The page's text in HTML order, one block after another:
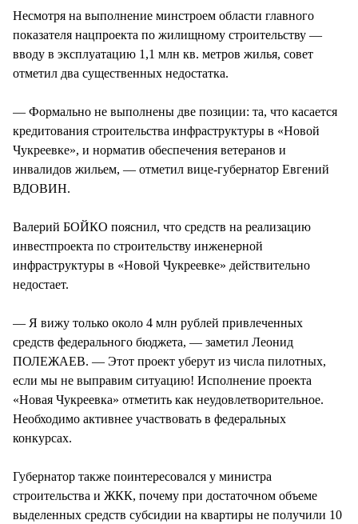
Несмотря на выполнение минстроем области главного
показателя нацпроекта по жилищному строительству —
вводу в эксплуатацию 1,1 млн кв. метров жилья, совет
отметил два существенных недостатка.
— Формально не выполнены две позиции: та, что касается
кредитования строительства инфраструктуры в «Новой
Чукреевке», и норматив обеспечения ветеранов и
инвалидов жильем, — отметил вице-губернатор Евгений
ВДОВИН.
Валерий БОЙКО пояснил, что средств на реализацию
инвестпроекта по строительству инженерной
инфраструктуры в «Новой Чукреевке» действительно
недостает.
— Я вижу только около 4 млн рублей привлеченных
средств федерального бюджета, — заметил Леонид
ПОЛЕЖАЕВ. — Этот проект уберут из числа пилотных,
если мы не выправим ситуацию! Исполнение проекта
«Новая Чукреевка» отметить как неудовлетворительное.
Необходимо активнее участвовать в федеральных
конкурсах.
Губернатор также поинтересовался у министра
строительства и ЖКК, почему при достаточном объеме
выделенных средств субсидии на квартиры не получили 10